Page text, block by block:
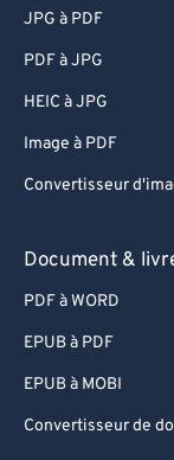
JPG à PDF
PDF à JPG
HEIC à JPG
Image à PDF
Convertisseur
Document &
PDF à WORD
EPUB à PDF
EPUB à MOBI
Convertisseur de